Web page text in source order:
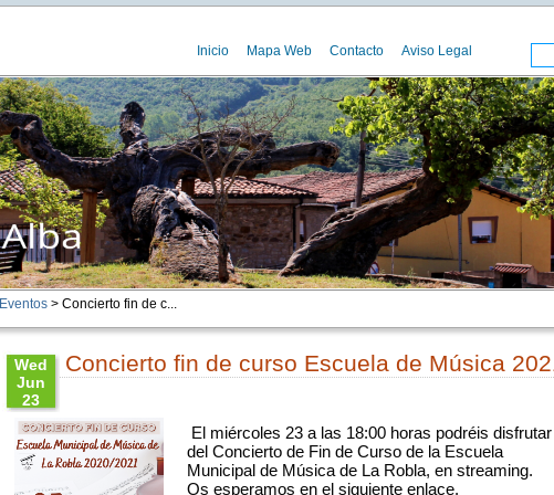
Inicio Mapa Web Contacto Aviso Legal
Eventos> Concierto fin de c...
Wed
Jun
23
09:35:00
CEST
2021
Wed
Concierto fin de curso Escuela de Música
El miércoles 23 a las 18:00 horas podréis disfrutar
del Concierto de Fin de Curso de la Escuela
Municipal de Música de La Robla, en streaming.